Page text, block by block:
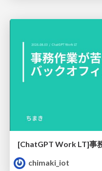
chimaki_iot